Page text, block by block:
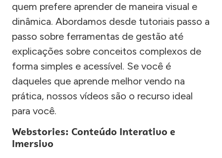
quem prefere aprender de maneira visual e
dinâmica. Abordamos desde tutoriais passo a
passo sobre ferramentas de gestão até
explicações sobre conceitos complexos de
forma simples e acessível. Se você é
daqueles que aprende melhor vendo na
prática, nossos vídeos são o recurso ideal
para você.
Webstories: Conteúdo Interativo e
Imersivo